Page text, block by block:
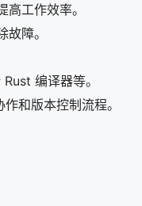
工作效率。
障。
编译器等。
和版本控制流程。